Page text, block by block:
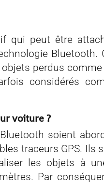
qui peut être
Bluetooth.
perdus
considérés
voiture ?
soient
traceurs GPS. Ils
les objets à
Par